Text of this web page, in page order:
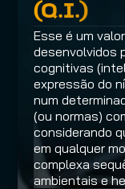
(Q.I.)
Esse é um
desenvolvidos
cognitivas
expressão do
num
(ou normas)
considerando
em qualquer
complexa
ambientais e